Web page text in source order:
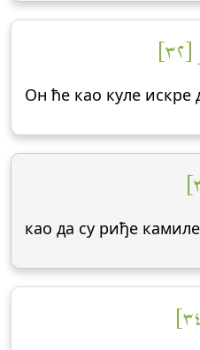
Он ће као куле искре
као да су риђе